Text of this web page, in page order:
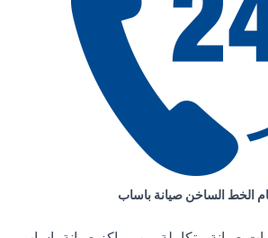
الخط الساخن صيانة باساب